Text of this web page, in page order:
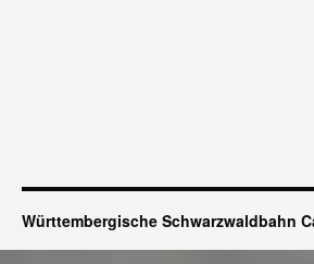
Württembergische Schwarzwaldbahn